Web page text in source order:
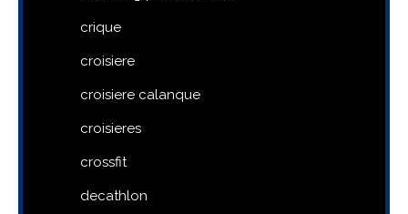
crique
croisiere
croisiere calanque
croisieres
crossfit
decathlon